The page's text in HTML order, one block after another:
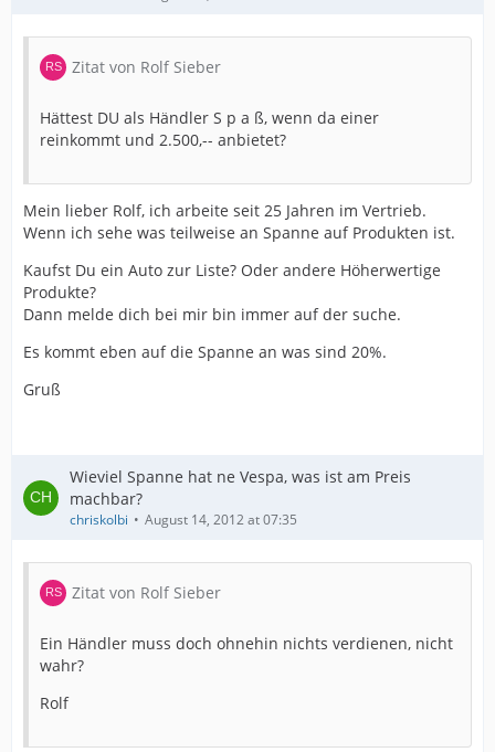
Zitat von Rolf Sieber
Hättest DU als Händler S p a ß, wenn da einer
reinkommt und 2.500,-- anbietet?
Mein lieber Rolf, ich arbeite seit 25 Jahren im Vertrieb.
Wenn ich sehe was teilweise an Spanne auf Produkten ist.
Kaufst Du ein Auto zur Liste? Oder andere Höherwertige
Produkte?
Dann melde dich bei mir bin immer auf der suche.
Es kommt eben auf die Spanne an was sind 20%.
Gruß
Wieviel Spanne hat ne Vespa, was ist am Preis
machbar?
chriskolbi August 14, 2012 at 07:35
Zitat von Rolf Sieber
Ein Händler muss doch ohnehin nichts verdienen, nicht
wahr?
Rolf